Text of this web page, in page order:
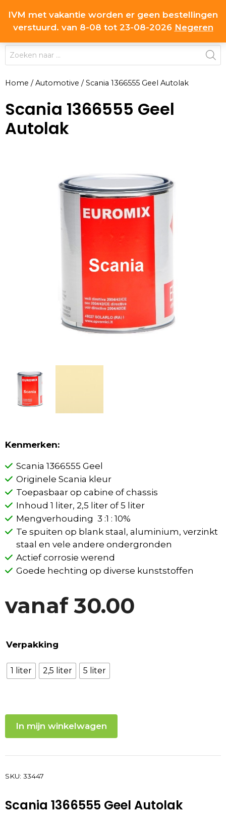
IVM met vakantie worden er geen bestellingen
verstuurd. van 8-08 tot 23-08-2026 Negeren
naar
inhoud
0 MENU
Producten
zoeken
Home /Automotive /Scania 1366555 Geel Autolak
Scania 1366555 Geel
Autolak
Kenmerken:
Scania 1366555 Geel
Originele Scania kleur
Toepasbaar op cabine of chassis
Inhoud 1 liter, 2,5 liter of 5 liter
Mengverhouding 3 :1 : 10%
Te spuiten op blank staal, aluminium, verzinkt
staal en vele andere ondergronden
Actief corrosie werend
Goede hechting op diverse kunststoffen
vanaf30.00
Verpakking
1 liter 2,5 liter 5 liter
In mijn winkelwagen
SKU: 33447
Scania 1366555 Geel Autolak